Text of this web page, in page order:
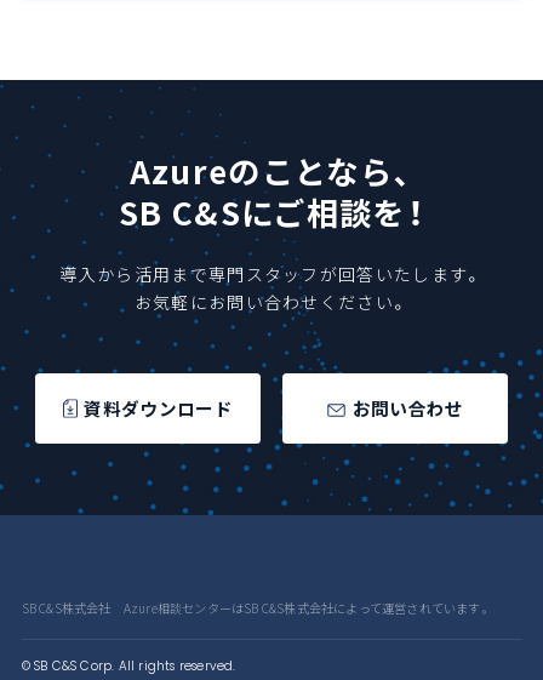
Azureのことなら、
SB C&Sにご相談を！
導入から活用まで専門スタッフが回答いたします。
お気軽にお問い合わせください。
資料ダウンロード お問い合わせ
SB C&S株式会社 Azure相談センターはSB C&S株式会社によって運営されています。
© SB C&S Corp. All rights reserved.